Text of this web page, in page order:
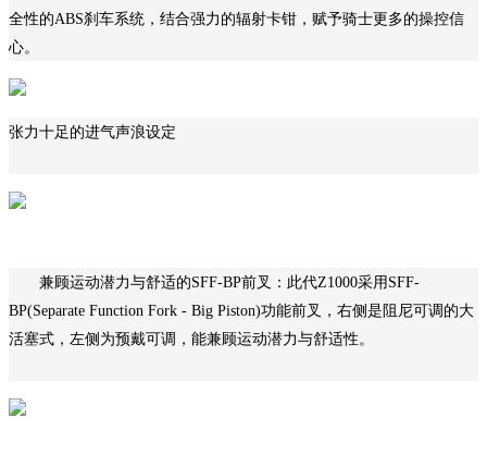
全性的ABS刹车系统，结合强力的辐射卡钳，赋予骑士更多的操控信
心。
张力十足的进气声浪设定
兼顾运动潜力与舒适的SFF-BP前叉： 此代Z1000采用SFF-
BP(Separate Function Fork - Big Piston)功能前叉，右侧是阻尼可调的大
活塞式，左侧为预戴可调，能兼顾运动潜力与舒适性。